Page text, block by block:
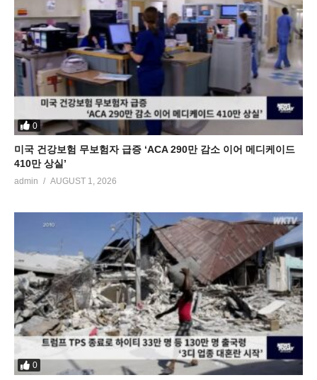
0
미국 건강보험 무보험자 급증 ‘ACA 290만 감소 이어 메디케이드
410만 상실’
admin AUGUST 1, 2026
0